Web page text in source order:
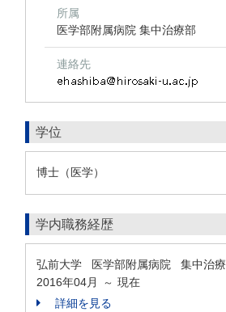
所属
医学部附属病院 集中治療部
連絡先
学位
博士（医学）
学内職務経歴
弘前大学 医学部附属病院 集中治
2016年04月
～ 現在
詳細を見る